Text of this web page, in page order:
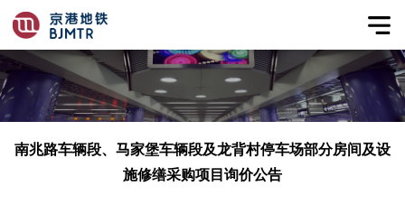
南兆路车辆段、马家堡车辆段及龙背村停车场部分房间及设
施修缮采购项目询价公告